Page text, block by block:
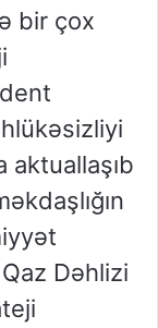
bir çox
aktuallaşıb
Qaz Dəhlizi